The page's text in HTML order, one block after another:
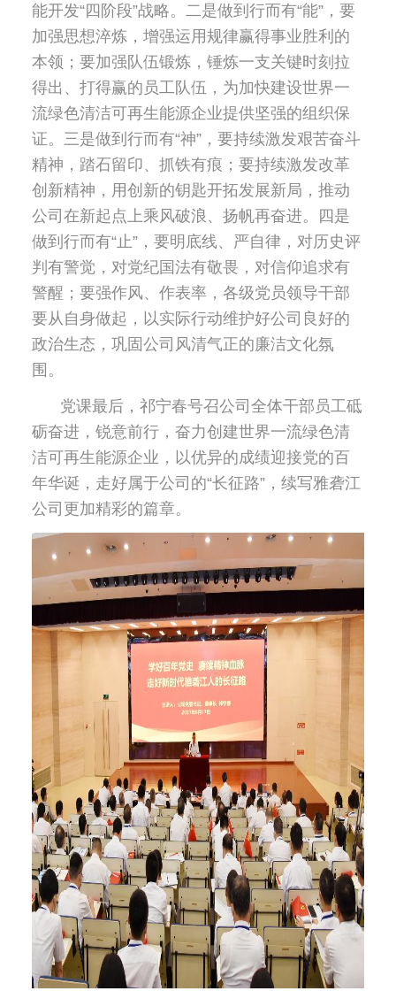
能开发“四阶段”战略。二是做到行而有“能”，要
加强思想淬炼，增强运用规律赢得事业胜利的
本领；要加强队伍锻炼，锤炼一支关键时刻拉
得出、打得赢的员工队伍，为加快建设世界一
流绿色清洁可再生能源企业提供坚强的组织保
证。三是做到行而有“神”，要持续激发艰苦奋斗
精神，踏石留印、抓铁有痕；要持续激发改革
创新精神，用创新的钥匙开拓发展新局，推动
公司在新起点上乘风破浪、扬帆再奋进。四是
做到行而有“止”，要明底线、严自律，对历史评
判有警觉，对党纪国法有敬畏，对信仰追求有
警醒；要强作风、作表率，各级党员领导干部
要从自身做起，以实际行动维护好公司良好的
政治生态，巩固公司风清气正的廉洁文化氛
围。
党课最后，祁宁春号召公司全体干部员工砥
砺奋进，锐意前行，奋力创建世界一流绿色清
洁可再生能源企业，以优异的成绩迎接党的百
年华诞，走好属于公司的“长征路”，续写雅砻江
公司更加精彩的篇章。